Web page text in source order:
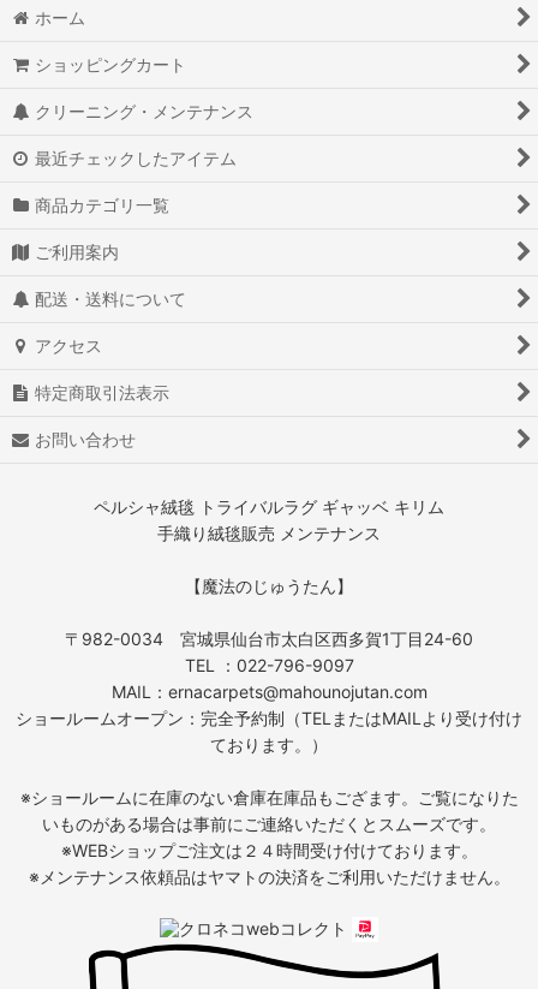
ホーム
ショッピングカート
クリーニング・メンテナンス
最近チェックしたアイテム
商品カテゴリ一覧
ご利用案内
配送・送料について
アクセス
特定商取引法表示
お問い合わせ
ペルシャ絨毯 トライバルラグ ギャッベ キリム
手織り絨毯販売 メンテナンス
【魔法のじゅうたん】
〒982-0034 宮城県仙台市太白区西多賀1丁目24-60
TEL ：022-796-9097
MAIL：ernacarpets@mahounojutan.com
ショールームオープン：完全予約制（TELまたはMAILより受け付け
ております。）
※ショールームに在庫のない倉庫在庫品もござます。ご覧になりた
いものがある場合は事前にご連絡いただくとスムーズです。
※WEBショップご注文は２４時間受け付けております。
※メンテナンス依頼品はヤマトの決済をご利用いただけません。